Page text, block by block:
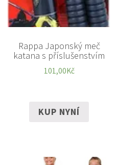
Rappa Japonský meč
katana s příslušenstvím
101,00Kč
KUP NYNÍ